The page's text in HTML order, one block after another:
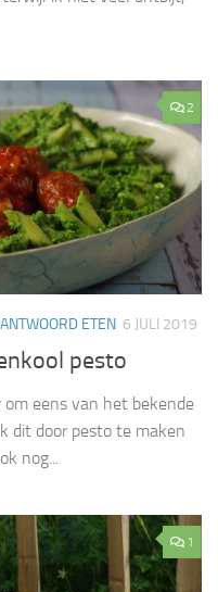
2
ETEN 6 JULI 2019
pesto
eens van het bekende
dit door pesto te maken
nog...
1